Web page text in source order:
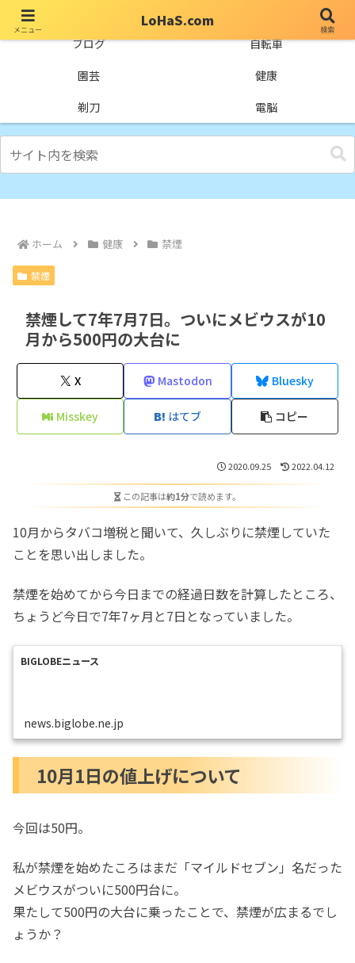
ブログ
自転車
園芸
健康
剃刀
電脳
ホーム 健康 禁煙
禁煙
禁煙して7年7月7日。ついにメビウスが10
月から500円の大台に
X Mastodon Bluesky
Misskey はてブ コピー
2020.09.25 2022.04.12
この記事は約1分で読めます。
10月からタバコ増税と聞いて、久しぶりに禁煙していた
ことを思い出しました。
禁煙を始めてから今日までの経過日数を計算したところ、
ちょうど今日で7年7ヶ月と7日となっていました。
BIGLOBEニュース
news.biglobe.ne.jp
10月1日の値上げについて
今回は50円。
私が禁煙を始めたころはまだ「マイルドセブン」名だった
メビウスがついに500円台に。
果たして500円の大台に乗ったことで、禁煙が広まるでし
ょうか？
メニュー
LoHaS.com
検索